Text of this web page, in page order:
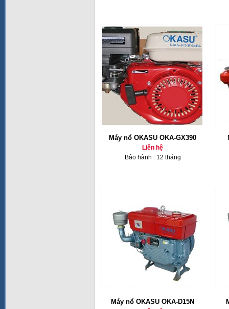
Máy nổ OKASU OKA-GX390
Liên hệ
Bảo hành : 12 tháng
Máy nổ OKASU OKA-D15N